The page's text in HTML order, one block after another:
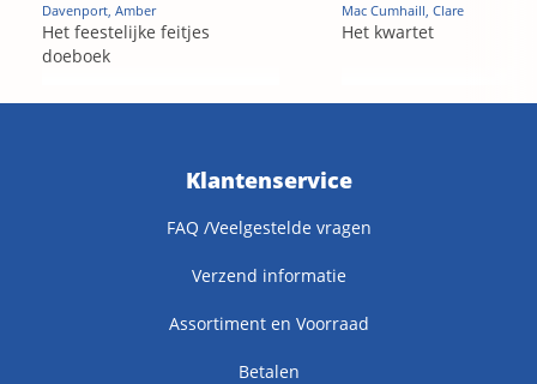
Davenport, Amber
Het feestelijke feitjes
doeboek
Mac Cumhaill, Clare
Het kwartet
Klantenservice
FAQ /Veelgestelde vragen
Verzend informatie
Assortiment en Voorraad
Betalen